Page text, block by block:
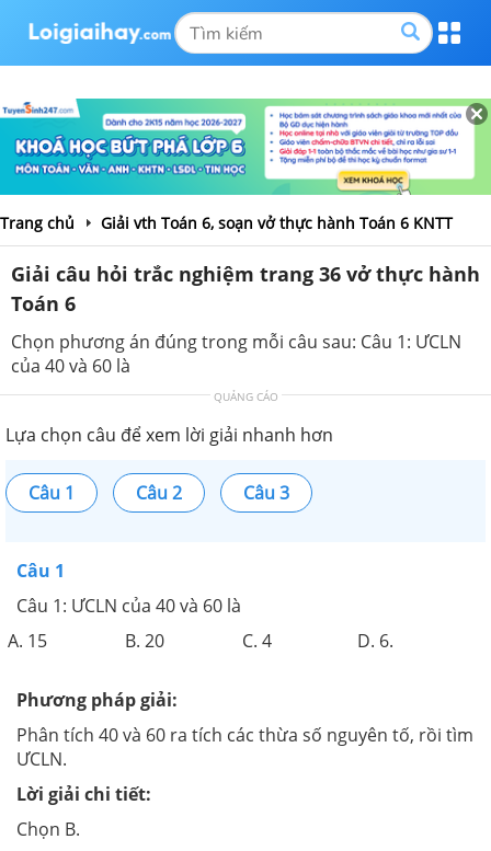
Trang chủ Giải vth Toán 6, soạn vở thực hành Toán 6 KNTT
Giải câu hỏi trắc nghiệm trang 36 vở thực hành
Toán 6
Chọn phương án đúng trong mỗi câu sau: Câu 1: ƯCLN
của 40 và 60 là
QUẢNG CÁO
Lựa chọn câu để xem lời giải nhanh hơn
Câu 1 Câu 2 Câu 3
Câu 1
Câu 1: ƯCLN của 40 và 60 là
A. 15
B. 20 C. 4 D. 6.
Phương pháp giải:
Phân tích 40 và 60 ra tích các thừa số nguyên tố, rồi tìm
ƯCLN.
Lời giải chi tiết:
Chọn B.